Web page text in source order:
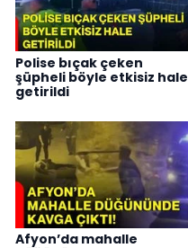
Polise bıçak çeken
şüpheli böyle etkisiz hale
getirildi
Afyon’da mahalle